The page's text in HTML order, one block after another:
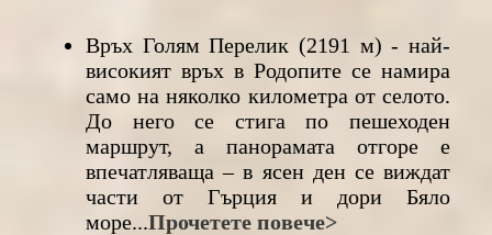
Връх Голям Перелик (2191 м) - най-
високият връх в Родопите се намира
само на няколко километра от селото.
До него се стига по пешеходен
маршрут, а панорамата отгоре е
впечатляваща – в ясен ден се виждат
части от Гърция и дори Бяло
море...Прочетете повече>